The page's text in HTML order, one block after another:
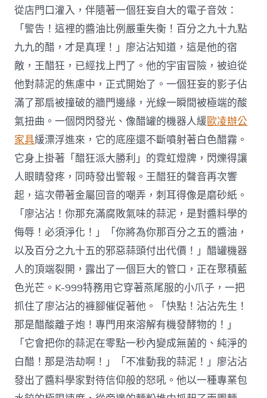
從店門口灌入，伴隨著一個狂妄自大的電子音效：
「警告！這裡的醬油比例嚴重失衡！百分之九十九點
九九的醋，才是真理！」廖沾沾知道，這是他的宿
敵，王醋狂，已經找上門了。他的宇宙冒險，被迫從
他對蒜泥的焦慮中，正式開始了。一個狂妄的影子佔
滿了那扇被撞破的牆門邊緣，光線一瞬間被極端的酸
氣扭曲。一個閃閃發光、像醋罐的機器人緩歐凌辦公
家具緩漂浮進來，它的底座還不斷噴射著白色醋霧。
它身上掛著「醋狂派大勝利」的霓虹燈牌，閃爍得讓
人眼睛發疼，同時發出警報。王醋狂的聲音再次響
起，這次帶著金屬回音的嘲弄，刺耳得像是磨砂紙。
「廖沾沾！你那充滿腐敗氣味的蒜泥，是對醬料學的
侮辱！必須淨化！」「你將為你那百分之五的醬油，
以及百分之九十五的邪惡蒜頭付出代價！」醋罐機器
人的頂端裂開，露出了一個巨大的管口，正在聚積藍
色光芒。K-999特務用它穿著燕尾服的小爪子，一把
抓住了廖沾沾的褲腳催促著他。「快點！沾沾先生！
那是醋酸離子炮！專門用來溶解有機發酵物的！」
「它會把你的蒜泥在零點一秒內變成無菌的、純淨的
白醋！那是浩劫啊！」「不准動我的蒜泥！」廖沾沾
發出了醬料學家對待信仰般的怒吼。他以一種專業包